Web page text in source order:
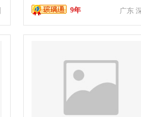
广东
9年